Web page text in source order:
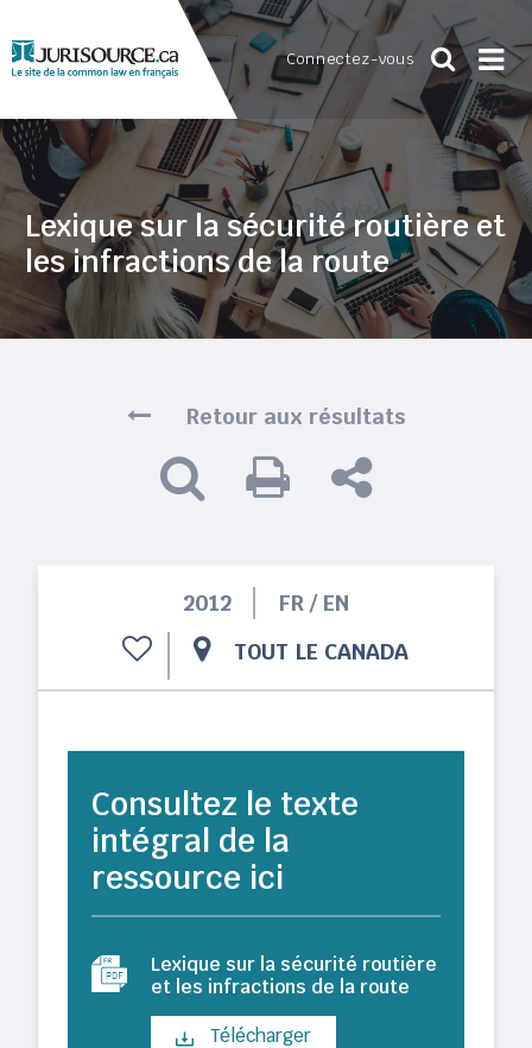
Connectez-vous
Lexique sur la sécurité routière et
les infractions de la route
Retour aux résultats
2012
FR / EN
TOUT LE CANADA
Consultez le texte
intégral de la
ressource ici
Lexique sur la sécurité routière
et les infractions de la route
Télécharger